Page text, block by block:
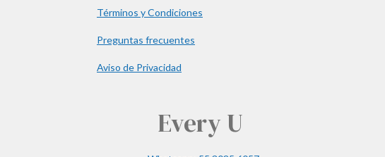
Términos y Condiciones
Preguntas frecuentes
Aviso de Privacidad
Every U